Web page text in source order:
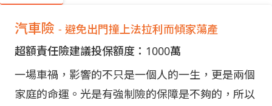
汽車險 - 避免出門撞上法拉利而傾家蕩產
超額責任險建議投保額度：1000萬
一場車禍，影響的不只是一個人的一生，更是兩個
家庭的命運。光是有強制險的保障是不夠的，所以